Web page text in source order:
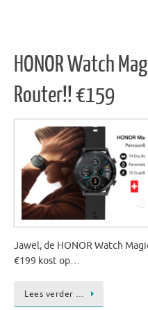
HONOR Watch
Router!! €159
Jawel, de HONOR Watch
€199 kost op…
Lees verder …